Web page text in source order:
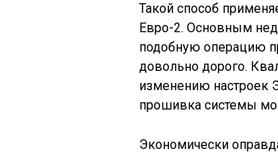
Такой способ
Евро-2. Основным
подобную операцию
довольно дорого.
изменению настроек
прошивка системы
Экономически